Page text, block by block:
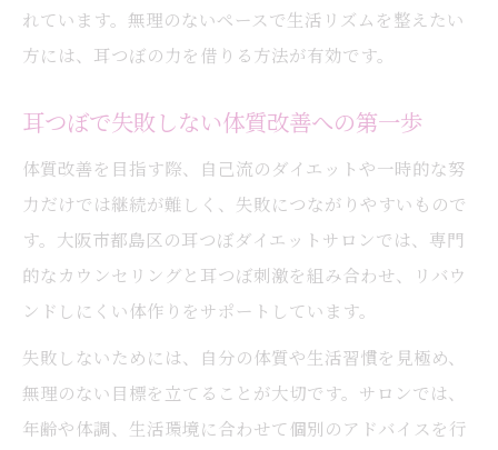
れています。無理のないペースで生活リズムを整えたい
方には、耳つぼの力を借りる方法が有効です。
耳つぼで失敗しない体質改善への第一歩
体質改善を目指す際、自己流のダイエットや一時的な努
力だけでは継続が難しく、失敗につながりやすいもので
す。大阪市都島区の耳つぼダイエットサロンでは、専門
的なカウンセリングと耳つぼ刺激を組み合わせ、リバウ
ンドしにくい体作りをサポートしています。
失敗しないためには、自分の体質や生活習慣を見極め、
無理のない目標を立てることが大切です。サロンでは、
年齢や体調、生活環境に合わせて個別のアドバイスを行